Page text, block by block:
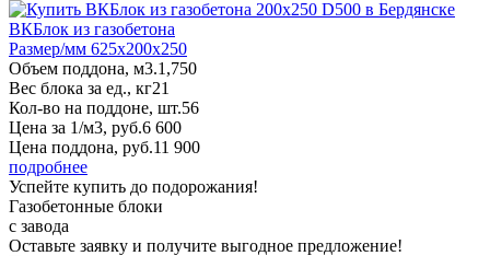
ВКБлок из газобетона
Размер/мм 625x200x250
Объем поддона, м3.1,750
Вес блока за ед., кг21
Кол-во на поддоне, шт.56
Цена за 1/м3, руб.6 600
Цена поддона, руб.11 900
подробнее
Успейте купить до подорожания!
Газобетонные блоки
с завода
Оставьте заявку и получите выгодное предложение!